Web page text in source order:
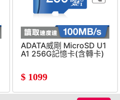
ADATA威剛 MicroSD U1
A1 256G記憶卡(含轉卡)
$ 1099